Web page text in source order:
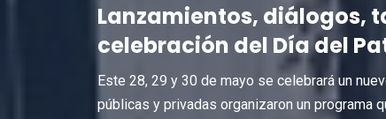
Lanzamientos, diálogos,
celebración del Día del
Este 28, 29 y 30 de mayo se celebrará un
públicas y privadas organizaron un programa